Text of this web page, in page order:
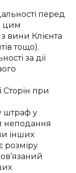
перед
цим
вини Клієнта
тощо).
за дії
Сторін при
штраф у
неподання
інших
розміру